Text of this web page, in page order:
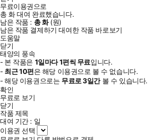
무료이용권으로
총 화대여 완료했습니다.
남은 작품 : 총화(원)
남은 작품 결제하기 대여한 작품 바로보기
도움말
닫기
태양의 풍속
- 본 작품은 1일마다1편씩 무료입니다.
- 최근10편은 해당 이용권으로 볼 수 없습니다.
- 해당 이용권으로는 무료로3일간볼 수 있습니다.
확인
무료로 보기
닫기
작품 제목
대여 기간 : 일
이용권 선택